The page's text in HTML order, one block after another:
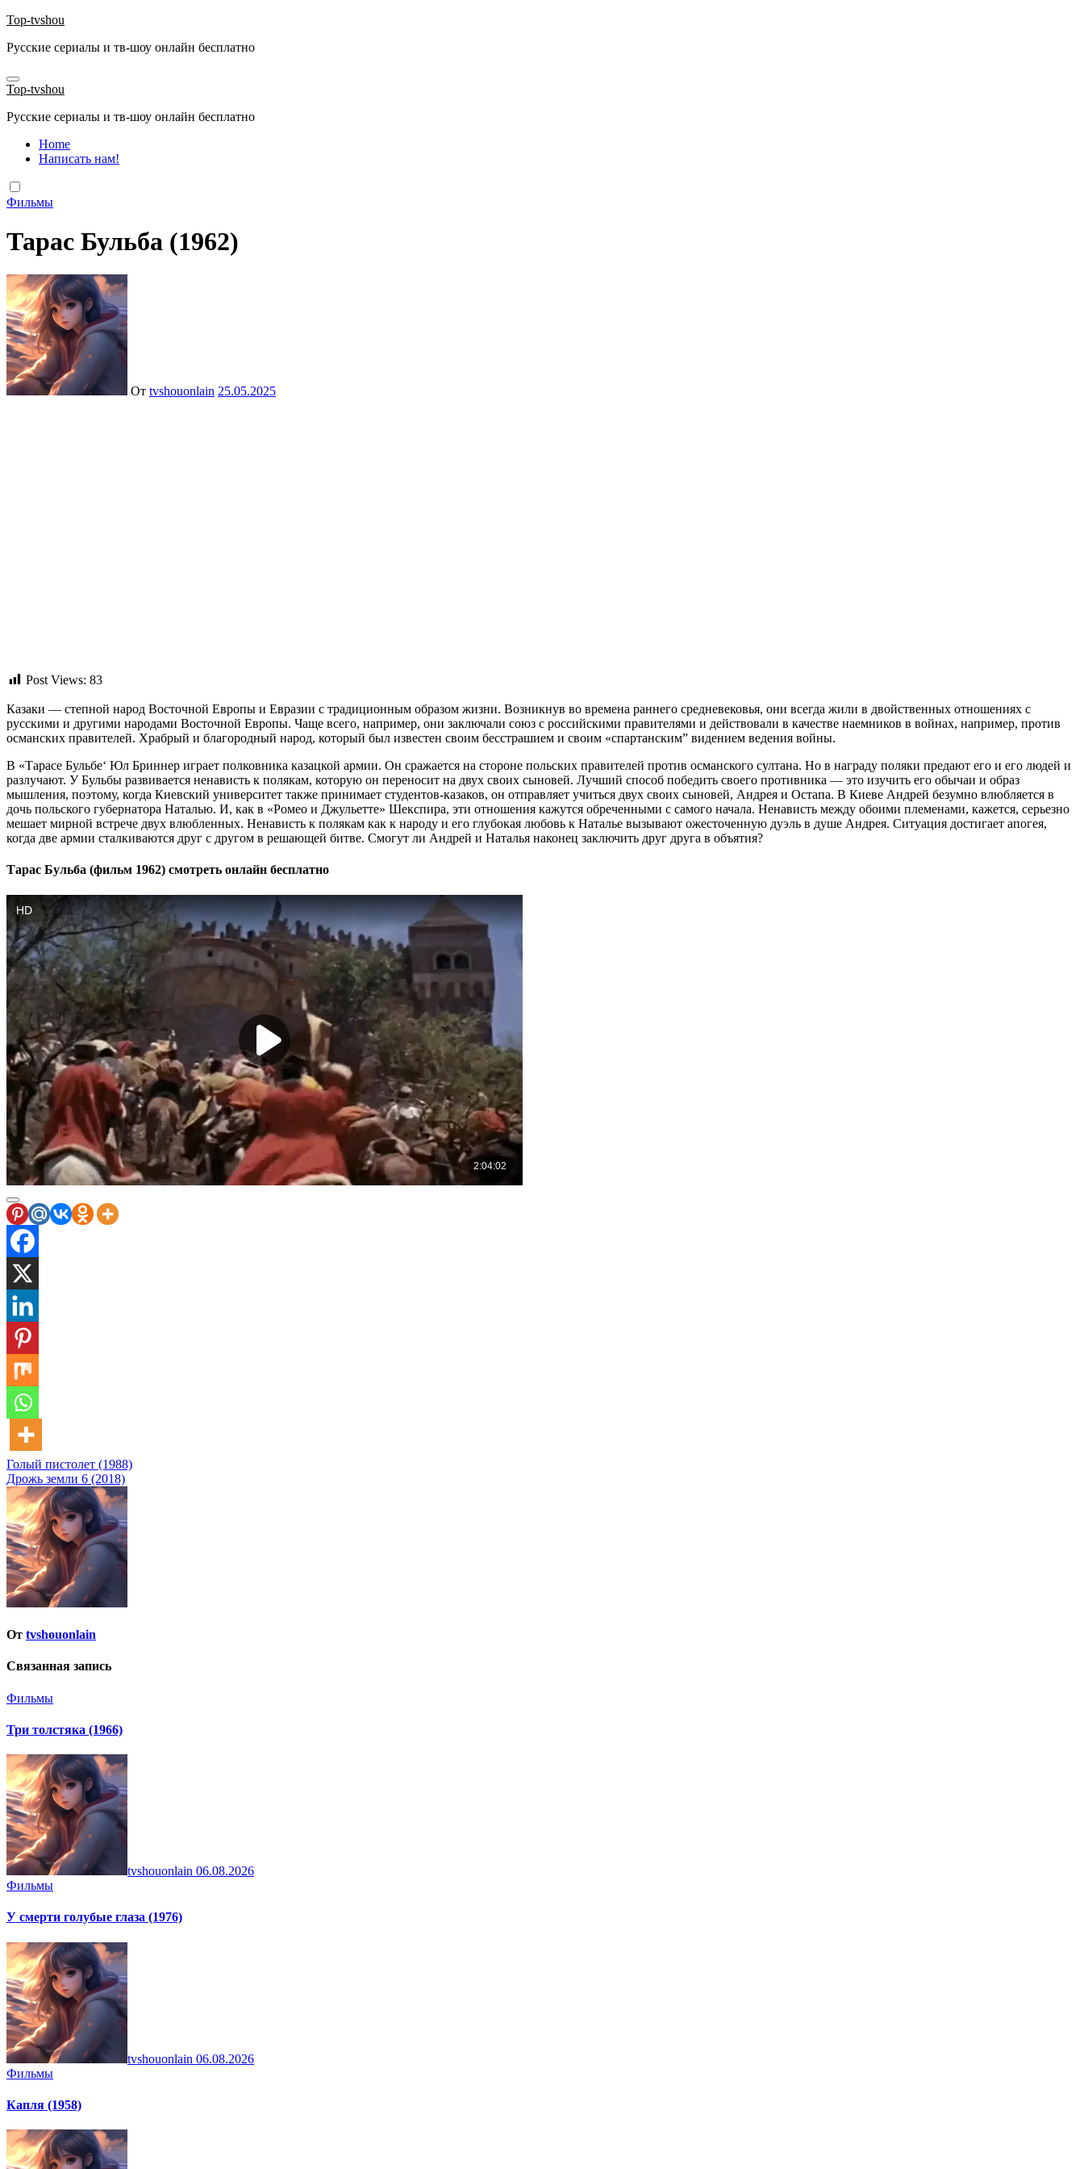
Перейти
содержанию
Top-tvshou
Русские сериалы и тв-шоу онлайн бесплатно
Top-tvshou
Русские сериалы и тв-шоу онлайн бесплатно
Home
Написать нам!
Фильмы
Тарас Бульба (1962)
От tvshouonlain 25.05.2025
Post Views: 83
Казаки — степной народ Восточной Европы и Евразии с традиционным образом жизни. Возникнув во времена раннего средневековья, они всегда жили в двойственных отношениях с
русскими и другими народами Восточной Европы. Чаще всего, например, они заключали союз с российскими правителями и действовали в качестве наемников в войнах, например, против
османских правителей. Храбрый и благородный народ, который был известен своим бесстрашием и своим «спартанским” видением ведения войны.
В «Тарасе Бульбе‘ Юл Бриннер играет полковника казацкой армии. Он сражается на стороне польских правителей против османского султана. Но в награду поляки предают его и его людей и
разлучают. У Бульбы развивается ненависть к полякам, которую он переносит на двух своих сыновей. Лучший способ победить своего противника — это изучить его обычаи и образ
мышления, поэтому, когда Киевский университет также принимает студентов-казаков, он отправляет учиться двух своих сыновей, Андрея и Остапа. В Киеве Андрей безумно влюбляется в
дочь польского губернатора Наталью. И, как в «Ромео и Джульетте» Шекспира, эти отношения кажутся обреченными с самого начала. Ненависть между обоими племенами, кажется, серьезно
мешает мирной встрече двух влюбленных. Ненависть к полякам как к народу и его глубокая любовь к Наталье вызывают ожесточенную дуэль в душе Андрея. Ситуация достигает апогея,
когда две армии сталкиваются друг с другом в решающей битве. Смогут ли Андрей и Наталья наконец заключить друг друга в объятия?
Тарас Бульба (фильм 1962) смотреть онлайн бесплатно
Навигация
по
записям
Голый пистолет (1988)
Дрожь земли 6 (2018)
От tvshouonlain
Связанная запись
Фильмы
Три толстяка (1966)
tvshouonlain 06.08.2026
Фильмы
У смерти голубые глаза (1976)
tvshouonlain 06.08.2026
Фильмы
Капля (1958)